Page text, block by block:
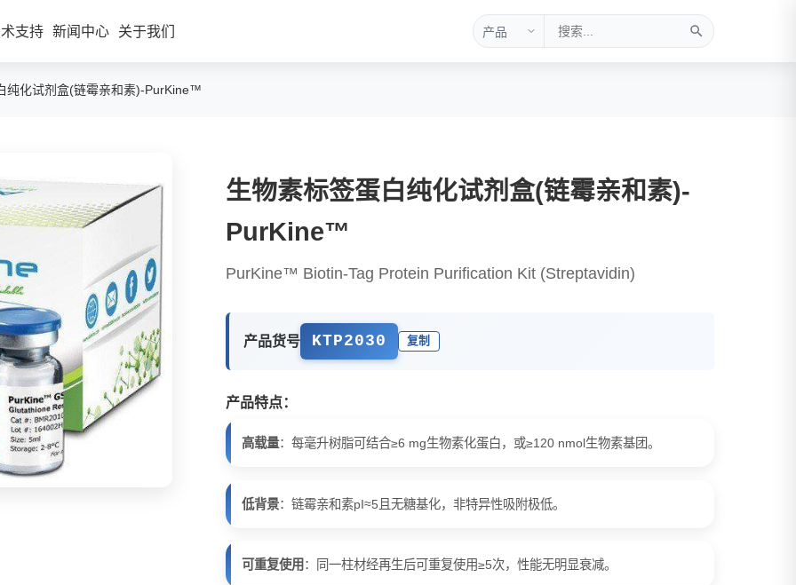
因子 蛋白纯化
蛋白偶联
WB/IP/Co-IP/IF工具箱
其他产品(ECL/蛋白定量/抗体稀
支持 新闻中心 关于我们
纯化试剂盒(链霉亲和素)-PurKine™
生物素标签蛋白纯化试剂盒(链霉亲和素)-
PurKine™
PurKine™ Biotin-Tag Protein Purification Kit (Streptavidin)
产品货号 KTP2030 复制
产品特点：
高载量：每毫升树脂可结合≥6 mg生物素化蛋白，或≥120 nmol生物素基团。
低背景：链霉亲和素pI≈5且无糖基化，非特异性吸附极低。
可重复使用 ：同一柱材经再生后可重复使用≥5次，性能无明显衰减。